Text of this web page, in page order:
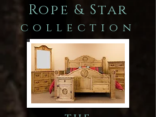
Rope & Star
collection